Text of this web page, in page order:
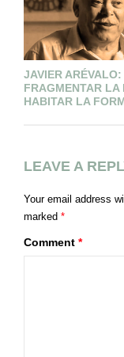
JAVIER ARÉVALO:
FRAGMENTAR LA
HABITAR LA
LEAVE A
Your email address
marked *
Comment *